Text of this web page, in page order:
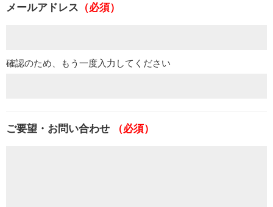
メールアドレス （必須）
確認のため、もう一度入力してください
ご要望・お問い合わせ （必須）